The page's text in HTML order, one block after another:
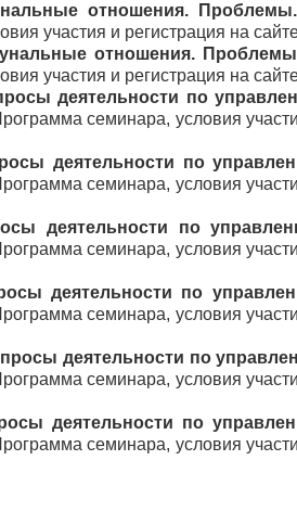
отношения. Проблемы.
участия и регистрация на
отношения.
участия и регистрация на
деятельности по
семинара, условия
деятельности по
семинара, условия
деятельности по
семинара, условия
деятельности по
семинара, условия
деятельности по
семинара, условия
деятельности по
семинара, условия